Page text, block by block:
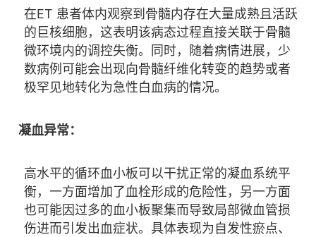
在ET 患者体内观察到骨髓内存在大量成熟且活跃
的巨核细胞，这表明该病态过程直接关联于骨髓
微环境内的调控失衡。同时，随着病情进展，少
数病例可能会出现向骨髓纤维化转变的趋势或者
极罕见地转化为急性白血病的情况。
凝血异常：
高水平的循环血小板可以干扰正常的凝血系统平
衡，一方面增加了血栓形成的危险性，另一方面
也可能因过多的血小板聚集而导致局部微血管损
伤进而引发出血症状。具体表现为自发性瘀点、